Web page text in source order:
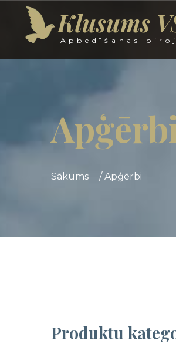
Klusums
Apbedīšanas
Sākums /Apģērbi
Produktu